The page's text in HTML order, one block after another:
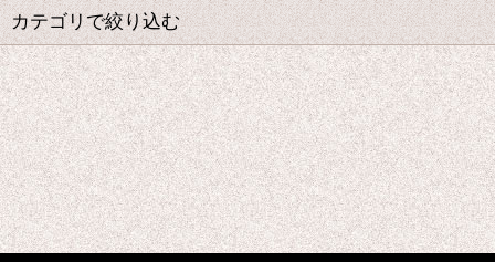
並び順:
カテゴリで絞り込む
あ行 コスプレ衣装 (全商品)
ウマ娘プリティーダービー
あんさんぶるスターズ
IdentityV